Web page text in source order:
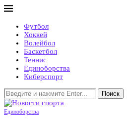
Футбол
Хоккей
Волейбол
Баскетбол
Теннис
Единоборства
Киберспорт
Поиск
Единоборства